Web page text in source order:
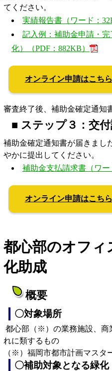
てください。
実績報告書（ワード：
記入例：補助金申請・
化）（PDF：882KB）
オンライン申請はこちら
審査終了後、補助金確定通知
■ ステップ３：交
補助金確定通知書が届きまし
やかに提出してください。
補助金支払請求書（ワー
オンライン申請はこちら
都心部のオフ
化助成
概要
〇対象場所
都心部（※）の業務施設、商
れに類するもの
（※）福岡市都市計画マスタ
〇補助対象となる緑化